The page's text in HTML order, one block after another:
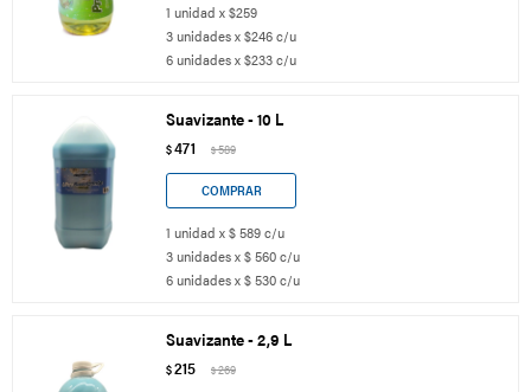
1 unidad x $259
3 unidades x $246 c/u
6 unidades x $233 c/u
Suavizante - 10 L
$471 $589
1 unidad x $ 589 c/u
3 unidades x $ 560 c/u
6 unidades x $ 530 c/u
Suavizante - 2,9 L
$215 $269